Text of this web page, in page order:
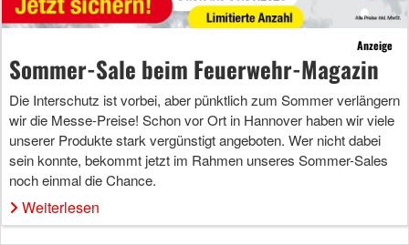
Anzeige
Sommer-Sale beim Feuerwehr-Magazin
Die Interschutz ist vorbei, aber pünktlich zum Sommer verlängern
wir die Messe-Preise! Schon vor Ort in Hannover haben wir viele
unserer Produkte stark vergünstigt angeboten. Wer nicht dabei
sein konnte, bekommt jetzt im Rahmen unseres Sommer-Sales
noch einmal die Chance.
Weiterlesen